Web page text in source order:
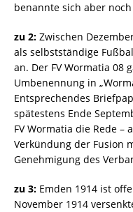
benannte sich aber
zu 2: Zwischen
als selbstständige
an. Der FV Wormatia 08
Umbenennung in
Entsprechendes
spätestens Ende
FV Wormatia die Rede
Verkündung der Fusion
Genehmigung des
zu 3: Emden 1914 ist
November 1914